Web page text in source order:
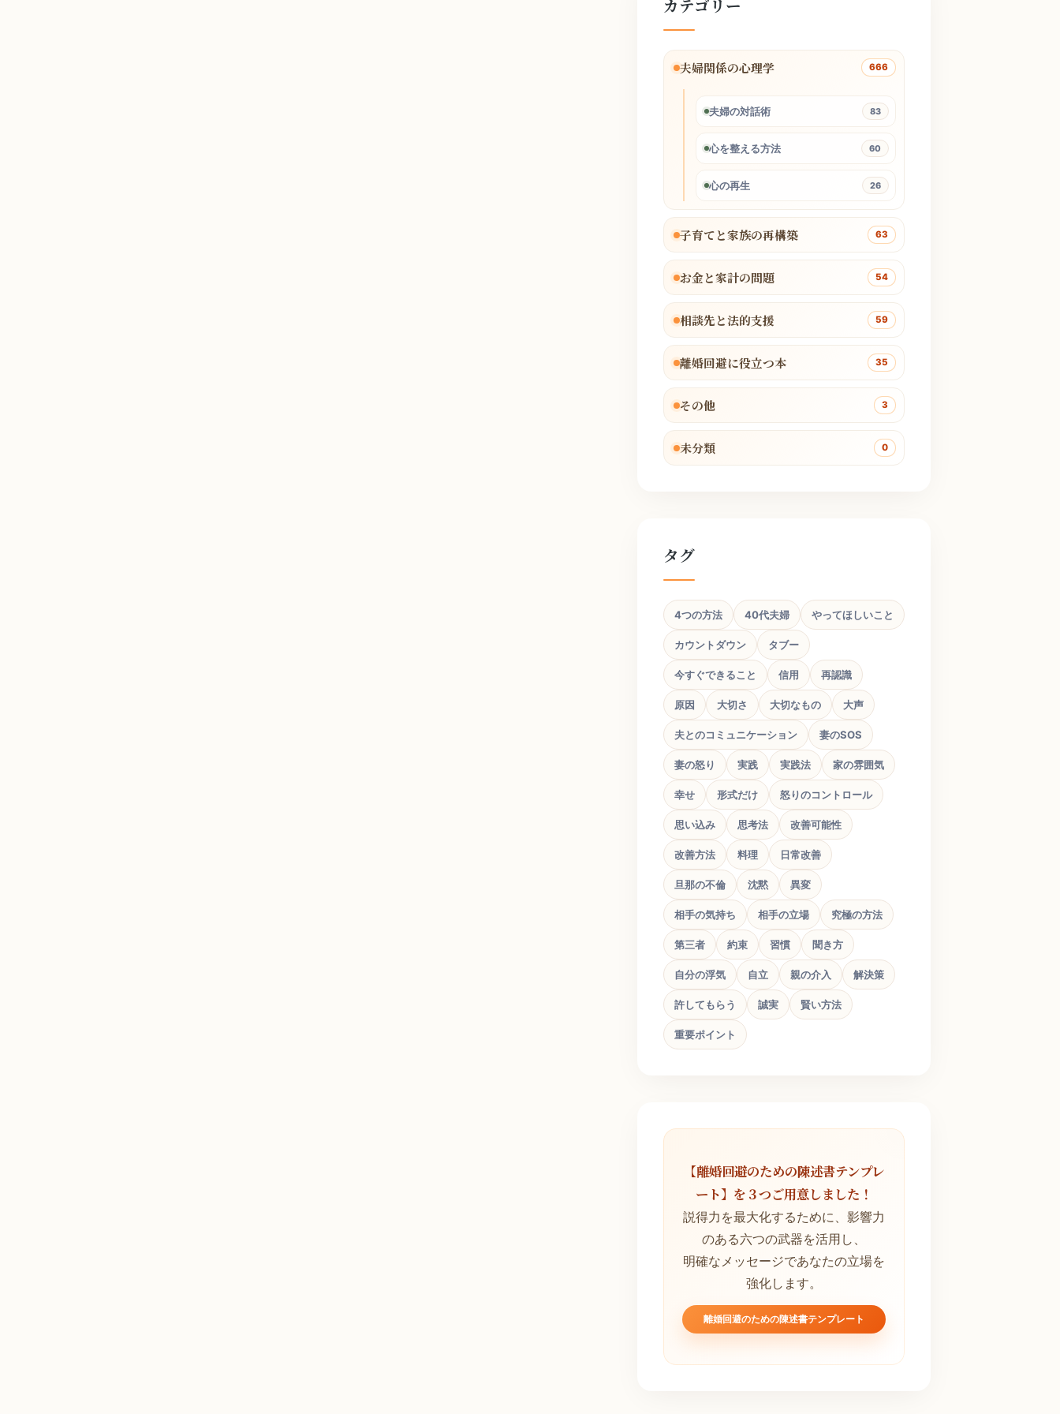
カテゴリー
夫婦関係の心理学 666
夫婦の対話術 83
心を整える方法 60
心の再生 26
子育てと家族の再構築 63
お金と家計の問題 54
相談先と法的支援 59
離婚回避に役立つ本 35
その他 3
未分類 0
タグ
4つの方法 40代夫婦 やってほしいこと
カウントダウン タブー
今すぐできること 信用 再認識
原因 大切さ 大切なもの 大声
夫とのコミュニケーション 妻のSOS
妻の怒り 実践 実践法 家の雰囲気
幸せ 形式だけ 怒りのコントロール
思い込み 思考法 改善可能性
改善方法 料理 日常改善
旦那の不倫 沈黙 異変
相手の気持ち 相手の立場 究極の方法
第三者 約束 習慣 聞き方
自分の浮気 自立 親の介入 解決策
許してもらう 誠実 賢い方法
重要ポイント
【離婚回避のための陳述書テンプレ
ート】を３つご用意しました！
説得力を最大化するために、影響力
のある六つの武器を活用し、
明確なメッセージであなたの立場を
強化します。
離婚回避のための陳述書テンプレート